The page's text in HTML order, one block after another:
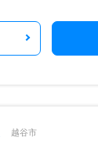
越谷市